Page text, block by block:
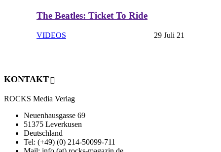
The Beatles: Ticket To Ride
VIDEOS 29 Juli 21
KONTAKT
ROCKS Media Verlag
Neuenhausgasse 69
51375 Leverkusen
Deutschland
Tel: (+49) (0) 214-50099-711